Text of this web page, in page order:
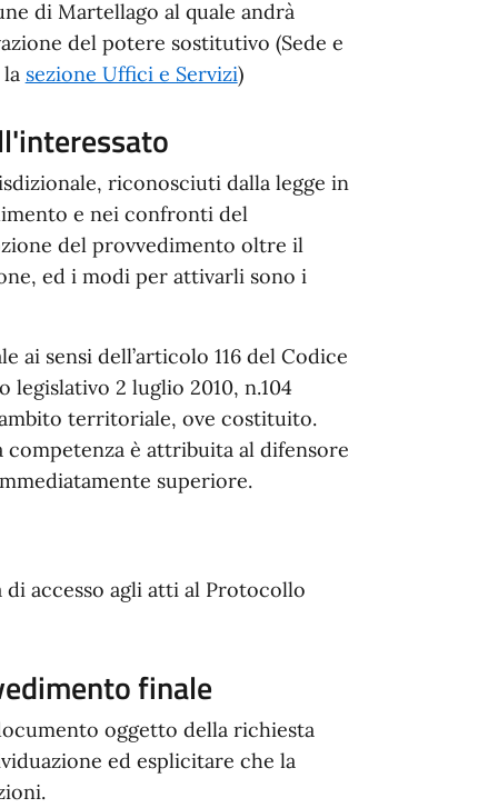
di Martellago al quale andrà
del potere sostitutivo (Sede e
sezione Uffici e Servizi)
riconosciuti dalla legge in
e nei confronti del
del provvedimento oltre il
ed i modi per attivarli sono i
ai sensi dell’articolo 116 del Codice
2 luglio 2010, n.104
territoriale, ove costituito.
è attribuita al difensore
superiore.
di accesso agli atti al Protocollo
finale
oggetto della richiesta
ed esplicitare che la